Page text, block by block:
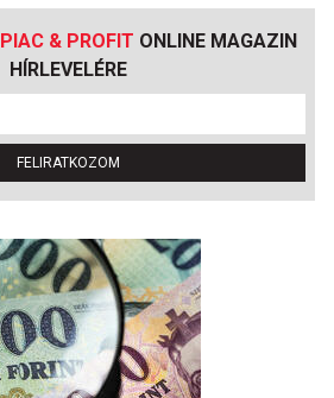
PIAC & PROFIT ONLINE MAGAZIN
HÍRLEVELÉRE
FELIRATKOZOM